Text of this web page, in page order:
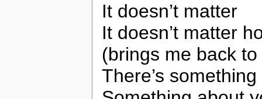
It doesn’t matter
It doesn’t matter
(brings me back
There’s